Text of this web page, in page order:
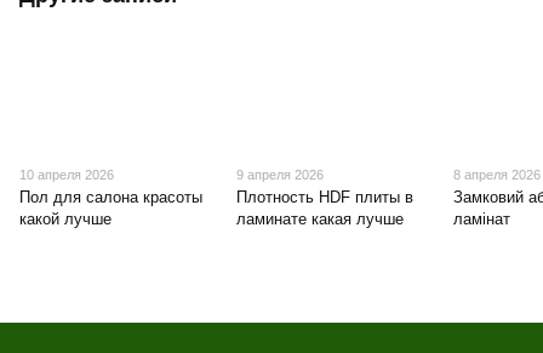
10 апреля 2026
Пол для салона красоты
какой лучше
9 апреля 2026
Плотность HDF плиты в
ламинате какая лучше
8 апреля 2026
Замковий
ламінат